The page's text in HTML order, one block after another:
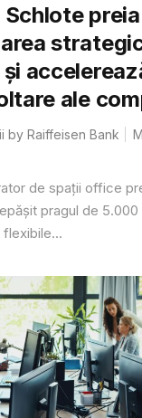
preia
ale
by Raiffeisen Bank
de spații office
pragul de